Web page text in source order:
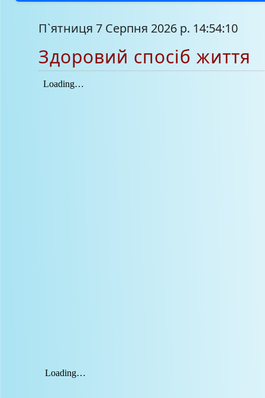
П`ятниця 7 Серпня 2026 р. 14:54:11
Здоровий спосіб життя